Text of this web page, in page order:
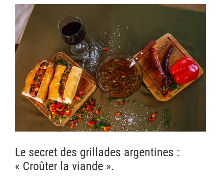
Le secret des grillades argentines :
« Croûter la viande ».